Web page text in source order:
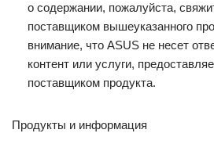
о содержании, пожалуйста,
поставщиком вышеуказанного
внимание, что ASUS не несет
контент или услуги,
поставщиком продукта.
Продукты и информация